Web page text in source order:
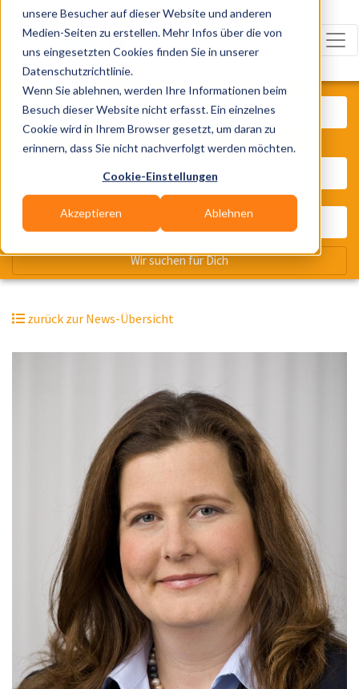
unsere Besucher auf dieser Website und anderen
Medien-Seiten zu erstellen. Mehr Infos über die von
uns eingesetzten Cookies finden Sie in unserer
Datenschutzrichtlinie.
Wenn Sie ablehnen, werden Ihre Informationen beim
Besuch dieser Website nicht erfasst. Ein einzelnes
Cookie wird in Ihrem Browser gesetzt, um daran zu
erinnern, dass Sie nicht nachverfolgt werden möchten.
Cookie-Einstellungen
Akzeptieren Ablehnen
zurück zur News-Übersicht
Was? Künstler, Zelte, Bands,
Wo? Stadt, PLZ, Ort
Wir suchen für Dich